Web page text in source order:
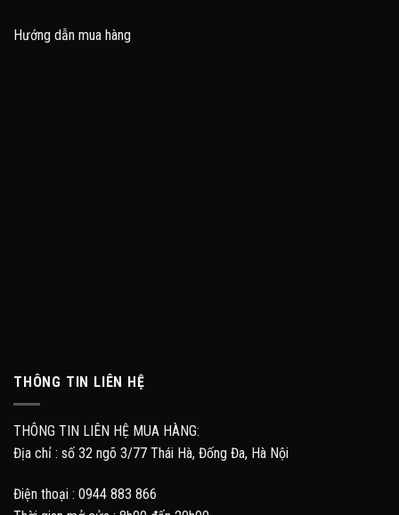
Hướng dẫn mua hàng
THÔNG TIN LIÊN HỆ
THÔNG TIN LIÊN HỆ MUA HÀNG:
Địa chỉ : số 32 ngõ 3/77 Thái Hà, Đống Đa, Hà Nội
Điện thoại : 0944 883 866